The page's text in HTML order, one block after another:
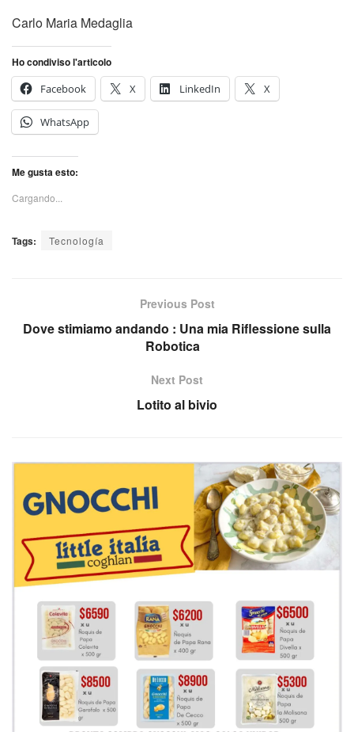
Carlo Maria Medaglia
Ho condiviso l'articolo
Facebook
X LinkedIn X
WhatsApp
Me gusta esto:
Cargando...
Tags: Tecnología
Previous Post
Dove stimiamo andando : Una mia Riflessione sulla
Robotica
Next Post
Lotito al bivio